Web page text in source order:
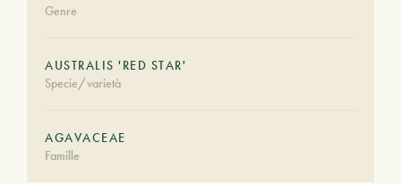
Genre
AUSTRALIS 'RED STAR'
Specie/varietà
AGAVACEAE
Famille